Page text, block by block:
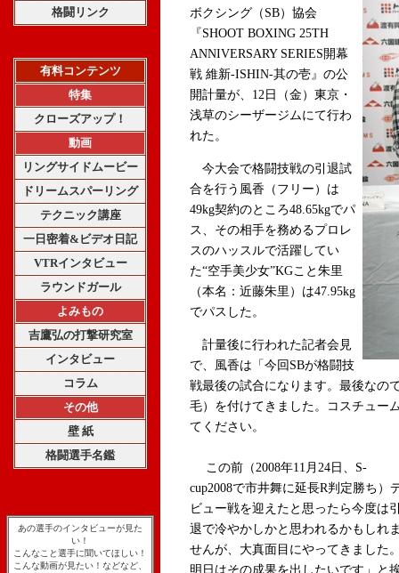
格闘リンク
有料コンテンツ
特集
クローズアップ！
動画
リングサイドムービー
ドリームスパーリング
テクニック講座
一日密着&ビデオ日記
VTRインタビュー
ラウンドガール
よみもの
吉鷹弘の打撃研究室
インタビュー
コラム
その他
壁 紙
格闘選手名鑑
あの選手のインタビューが見た
い！
こんなこと選手に聞いてほしい！
こんな動画が見たい！などなど、
ボクシング（SB）協会
『SHOOT BOXING 25TH
ANNIVERSARY SERIES開幕
戦 維新-ISHIN-其の壱』の公
開計量が、12日（金）東京・
浅草のシーザージムにて行わ
れた。
今大会で格闘技戦の引退試
合を行う風香（フリー）は
49kg契約のところ48.65kgでパ
ス、その相手を務めるプロレ
スのハッスルで活躍してい
た“空手美少女”KGこと朱里
（本名：近藤朱里）は47.95kg
でパスした。
計量後に行われた記者会見
で、風香は「今回SBが格闘技
戦最後の試合になります。最後なの
毛）を付けてきました。コスチュー
てください。
この前（2008年11月24日、S-
cup2008で市井舞に延長R判定勝ち）
ビュー戦を迎えたと思ったら今度は
退で冷やかしかと思われるかもしれ
せんが、大真面目にやってきました
明日はその成果を出したいです」と